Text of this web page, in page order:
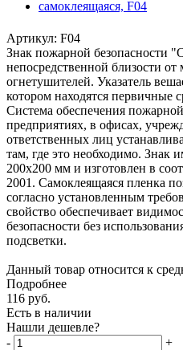
Артикул: F04
Знак пожарной безопасности
непосредственной близости от
огнетушителей. Указатель
котором находятся первичные
Система обеспечения
предприятиях, в офисах,
ответственных лиц
там, где это необходимо. Знак
200х200 мм и изготовлен в
2001. Самоклеящаяся пленка
согласно установленным
свойство обеспечивает
безопасности без
подсветки.
Данный товар относится к
Подробнее
116 руб.
Есть в наличии
Нашли дешевле?
-
+